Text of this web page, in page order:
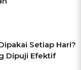
Setiap Hari?
Dipuji Efektif